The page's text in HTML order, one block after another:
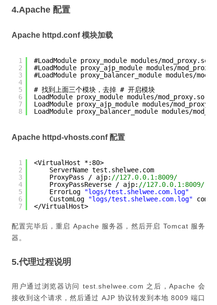
4.Apache 配置
Apache httpd.conf 模块加载
1
2
3
4
5
6
7
8
#LoadModule proxy_module modules/mod_proxy.so
#LoadModule proxy_ajp_module modules/
#LoadModule proxy_balancer_module modules/
# 找到上面三个模块，去掉 # 开启模块
LoadModule proxy_module modules/mod_proxy.so
LoadModule proxy_ajp_module modules/
LoadModule proxy_balancer_module modules/
Apache httpd-vhosts.conf 配置
1
2
3
4
5
6
7
<VirtualHost *:80>
ServerName test.shelwee.com
ProxyPass / ajp: //127.0.0.1:8009/
ProxyPassReverse / ajp: //127.0.0.1:8009/
ErrorLog
"logs/test.shelwee.com.log"
CustomLog
"logs/test.shelwee.com.log"
</VirtualHost>
配置完毕后，重启 Apache 服务器，然后开启 Tomcat 服务
器。
5.代理过程说明
用户通过浏览器访问 test.shelwee.com 之后，Apache 会
接收到这个请求，然后通过 AJP 协议转发到本地 8009 端口